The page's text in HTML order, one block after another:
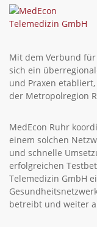
Mit dem Verbund
sich ein
und Praxen
der Metropolregion
MedEcon Ruhr
einem solchen
und schnelle
erfolgreichen
Telemedizin GmbH
betreibt und weiter